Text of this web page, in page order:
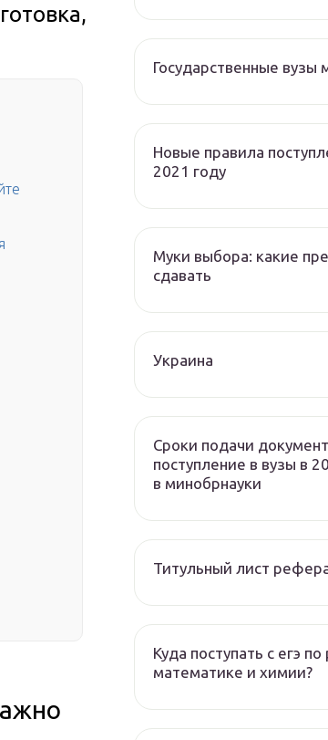
Государственные вузы
Новые правила
2021 году
Муки выбора: какие
сдавать
Украина
Сроки подачи
поступление в вузы в
в минобрнауки
Титульный лист
Куда поступать с егэ по
математике и химии?